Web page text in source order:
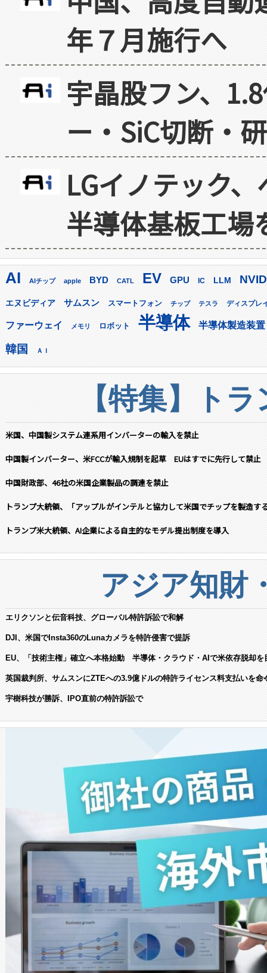
年７月施行へ
宇晶股フン、
ー・SiC切断・
LGイノテック
半導体基板工場
AI AIチップ apple BYD CATL EV GPU IC LLM
エヌビディア サムスン スマートフォン チップ テスラ ディスプレ
ファーウェイ メモリ ロボット 半導体 半導体製造装置
韓国 ＡＩ
【特集】ト
米国、中国製システム連系用インバーターの輸入を禁止
中国製インバーター、米FCCが輸入規制を起草 EUはすでに先行して禁止
中国財政部、46社の米国企業製品の調達を禁止
トランプ大統領、「アップルがインテルと協力して米国でチップを製造す
トランプ米大統領、AI企業による自主的なモデル提出制度を導入
アジア知財
エリクソンと伝音科技、グローバル特許訴訟で和解
DJI、米国でInsta360のLunaカメラを特許侵害で提訴
EU、「技術主権」確立へ本格始動 半導体・クラウド・AIで米依存脱却を
英国裁判所、サムスンにZTEへの3.9億ドルの特許ライセンス料支払いを命
宇樹科技が勝訴、IPO直前の特許訴訟で